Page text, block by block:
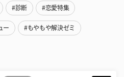
#診断 #恋愛特集
ー #もやもや解決ゼミ